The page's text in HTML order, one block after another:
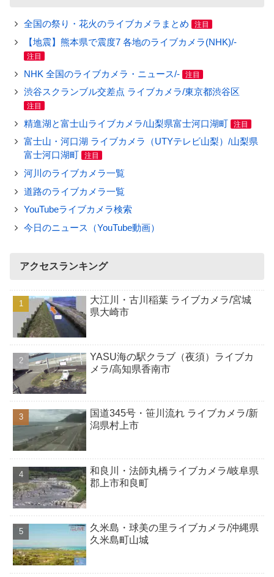
全国の祭り・花火のライブカメラまとめ 注目
【地震】熊本県で震度7 各地のライブカメラ(NHK)/-
注目
NHK 全国のライブカメラ・ニュース/- 注目
渋谷スクランブル交差点 ライブカメラ/東京都渋谷区
注目
精進湖と富士山ライブカメラ/山梨県富士河口湖町 注目
富士山・河口湖 ライブカメラ（UTYテレビ山梨）/山梨県
富士河口湖町
注目
河川のライブカメラ一覧
道路のライブカメラ一覧
YouTubeライブカメラ検索
今日のニュース（YouTube動画）
アクセスランキング
大江川・古川稲葉 ライブカメラ/宮城
県大崎市
YASU海の駅クラブ（夜須）ライブカ
メラ/高知県香南市
国道345号・笹川流れ ライブカメラ/新
潟県村上市
和良川・法師丸橋ライブカメラ/岐阜県
郡上市和良町
久米島・球美の里ライブカメラ/沖縄県
久米島町山城